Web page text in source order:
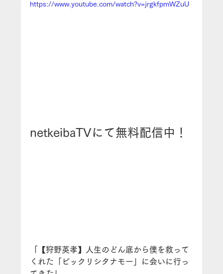
https://www.youtube.com/watch?v=jrgkfpmWZuU
netkeibaTVにて無料配信中！
「【狩野英孝】人生のどん底から僕を救って
くれた「ビックリシタナモー」に会いに行っ